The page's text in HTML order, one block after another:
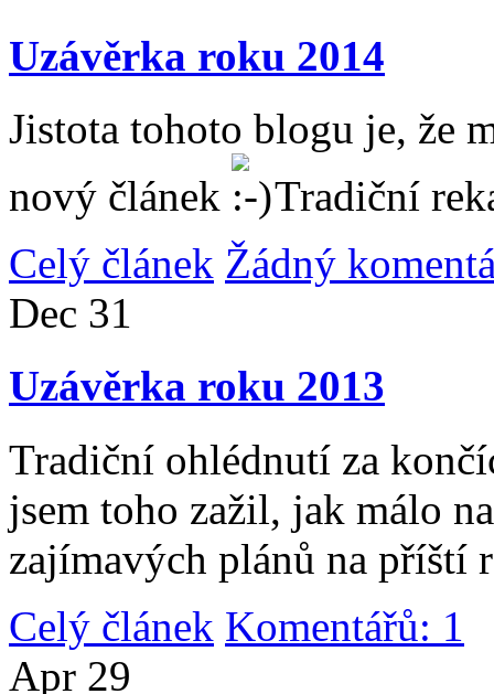
Uzávěrka roku 2014
Jistota tohoto blogu je, že
nový článek
Tradiční
Celý článek Žádný
Dec 31
Uzávěrka roku 2013
Tradiční ohlédnutí za
jsem toho zažil, jak málo
zajímavých plánů na příští
Celý článek Komentářů: 1
Apr 29